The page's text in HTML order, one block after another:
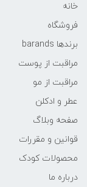
خانه
فروشگاه
برندها barands
مراقبت از پوست
مراقبت از مو
عطر و ادکلن
صفحه وبلاگ
قوانین و مقررات
محصولات کودک
درباره ما